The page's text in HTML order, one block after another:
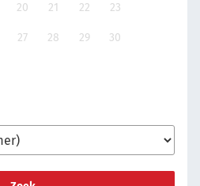
20 21 22 23
27 28 29 30